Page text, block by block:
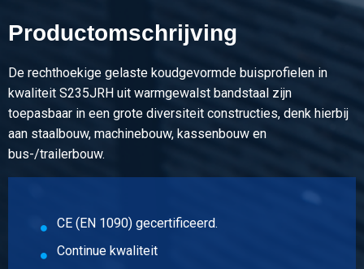
Omschrijving
Koudv buisprofiel S235JR(H) 50x20x2 ca 6 mtr
Stuks gewicht in kg
11,94
Bruto prijs
Selecteer
Artikelnummer
Omschrijving
Productomschrijving
De rechthoekige gelaste koudgevormde buisprofielen in
kwaliteit S235JRH uit warmgewalst bandstaal zijn
toepasbaar in een grote diversiteit constructies, denk hierbij
aan staalbouw, machinebouw, kassenbouw en
bus-/trailerbouw.
CE (EN 1090) gecertificeerd.
Continue kwaliteit